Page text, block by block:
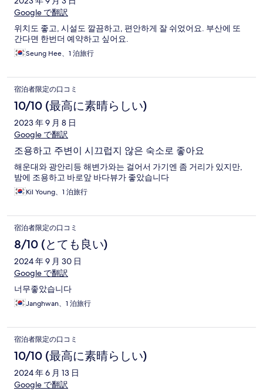
Google で翻訳
위치도 좋고, 시설도 깔끔하고, 편안하게 잘 쉬었어요. 부산에 또
간다면 한번더 예약하고 싶어요.
Seung Hee、1 泊旅行
宿泊者限定の口コミ
10/10 (最高に素晴らしい)
2023 年 9 月 8 日
Google で翻訳
조용하고 주변이 시끄럽지 않은 숙소로 좋아요
해운대와 광안리등 해변가와는 걸어서 가기엔 좀 거리가 있지만,
밤에 조용하고 바로앞 바다뷰가 좋았습니다
Kil Young、1 泊旅行
宿泊者限定の口コミ
8/10 (とても良い)
2024 年 9 月 30 日
Google で翻訳
너무좋았습니다
Janghwan、1 泊旅行
宿泊者限定の口コミ
10/10 (最高に素晴らしい)
2024 年 6 月 13 日
Google で翻訳